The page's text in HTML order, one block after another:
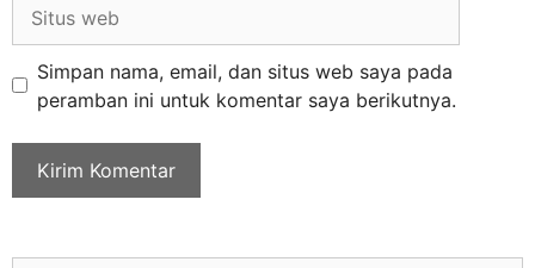
Simpan nama, email, dan situs web saya pada
peramban ini untuk komentar saya berikutnya.